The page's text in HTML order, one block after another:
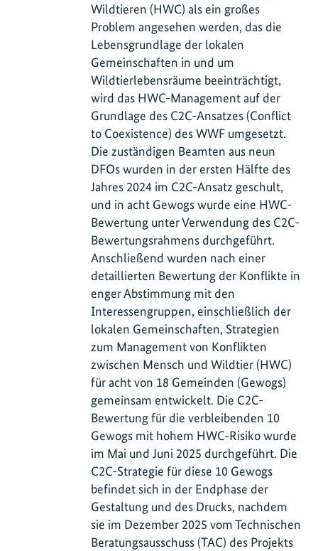
Wildtieren (HWC) als ein großes
Problem angesehen werden, das die
Lebensgrundlage der lokalen
Gemeinschaften in und um
Wildtierlebensräume beeinträchtigt,
wird das HWC-Management auf der
Grundlage des C2C-Ansatzes (Conflict
to Coexistence) des WWF umgesetzt.
Die zuständigen Beamten aus neun
DFOs wurden in der ersten Hälfte des
Jahres 2024 im C2C-Ansatz geschult,
und in acht Gewogs wurde eine HWC-
Bewertung unter Verwendung des C2C-
Bewertungsrahmens durchgeführt.
Anschließend wurden nach einer
detaillierten Bewertung der Konflikte in
enger Abstimmung mit den
Interessengruppen, einschließlich der
lokalen Gemeinschaften, Strategien
zum Management von Konflikten
zwischen Mensch und Wildtier (HWC)
für acht von 18 Gemeinden (Gewogs)
gemeinsam entwickelt. Die C2C-
Bewertung für die verbleibenden 10
Gewogs mit hohem HWC-Risiko wurde
im Mai und Juni 2025 durchgeführt. Die
C2C-Strategie für diese 10 Gewogs
befindet sich in der Endphase der
Gestaltung und des Drucks, nachdem
sie im Dezember 2025 vom Technischen
Beratungsausschuss (TAC) des Projekts